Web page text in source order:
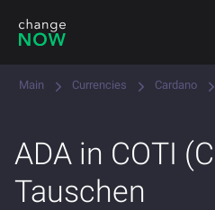
Main Currencies Cardano
ADA in COTI
Tauschen